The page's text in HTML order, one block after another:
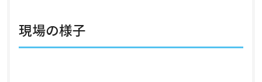
現場の様子